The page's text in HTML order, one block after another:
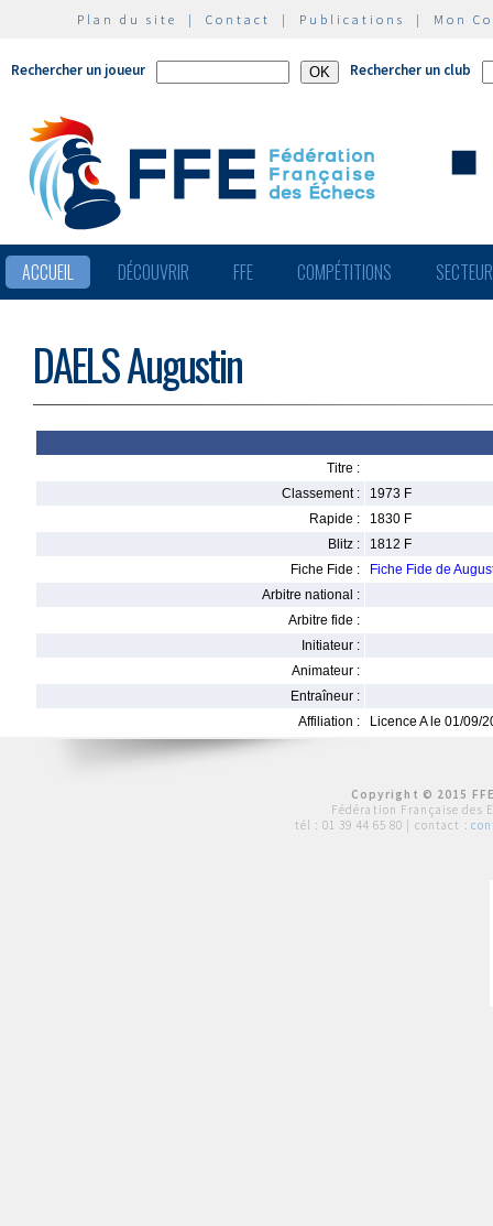
Plan du site | Contact | Publications | Mon
Rechercher un joueur Rechercher un club
ACCUEIL DÉCOUVRIR FFE COMPÉTITIONS
DAELS Augustin
Titre :
Classement :
1973 F
Rapide :
1830 F
Blitz :
1812 F
Fiche Fide :
Fiche Fide de
Arbitre national :
Arbitre fide :
Initiateur :
Animateur :
Entraîneur :
Affiliation :
Licence A le 01/09/
Copyright © 2015
Fédération Française des
tél : 01 39 44 65 80 | contact :